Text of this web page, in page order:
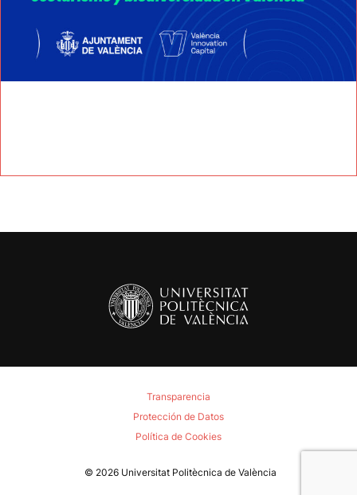
Transparencia
Protección de Datos
Política de Cookies
© 2026 Universitat Politècnica de València